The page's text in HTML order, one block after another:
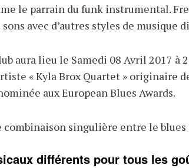
le parrain du funk instrumental.
avec d’autres styles de musique
aura lieu le Samedi 08 Avril 2017 à
« Kyla Brox Quartet »
aux European Blues Awards.
combinaison singulière entre le blues
différents pour tous les